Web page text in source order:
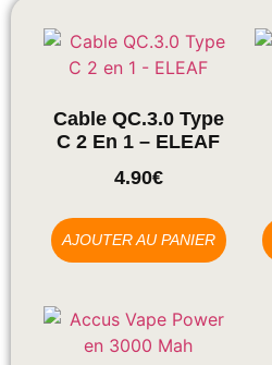
Cable QC.3.0 Type
C 2 En 1 – ELEAF
4.90€
AJOUTER AU PANIER